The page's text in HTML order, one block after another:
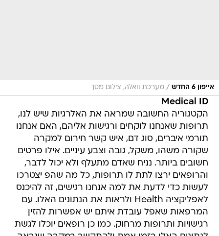
אייפון 6 החדש / מערכת וואלה, צילום מסך
Medical ID
הקטגוריה החשובה שמראה את האלרגיות שיש לנו,
תרופות שאנחנו לוקחים ורגישות אליהם, האם אנחנו
תורמי איברים, סוג דם, איש קשר חירום למקרה
שקורה משהו, משקל, גובה וצבע עיניים. אילו פרטים
חשובים ביותר. נניח שאדם מתעלף ולא יכול לדבר,
והרופאים ירצו לתת לו תרופות, כל מה שהפ יצטרכו
לעשות כדי לדעת את למה אנחנו רגישים, זה להיכנס
לאפליקציה Health ולראות את הנתונים האלו. עם
המרפאות שאפל עובדת איתם יש אפשרות להזין
רגישויות ותרופות מרחוק. כמו כן רופאים יוכלו לגשת